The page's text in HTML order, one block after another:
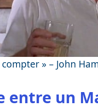
compter » – John
entre un